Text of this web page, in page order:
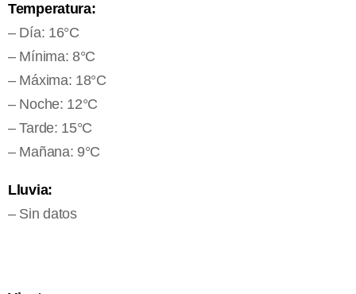
Temperatura:
– Día: 16°C
– Mínima: 8°C
– Máxima: 18°C
– Noche: 12°C
– Tarde: 15°C
– Mañana: 9°C
Lluvia:
– Sin datos